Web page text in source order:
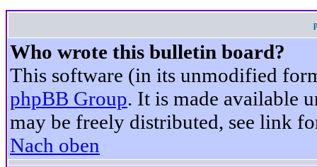
Who wrote this bulletin board?
This software (in its unmodified
phpBB Group. It is made available
may be freely distributed, see link
Nach oben